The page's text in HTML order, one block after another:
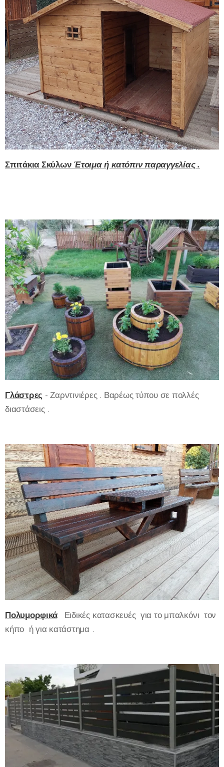
Σπιτάκια Σκύλων Έτοιμα ή κατόπιν παραγγελίας .
Γλάστρες - Ζαρντινιέρες . Βαρέως τύπου σε πολλές
διαστάσεις .
Πολυμορφικά
Ειδικές κατασκευές για το μπαλκόνι τον
κήπο ή για κατάστημα .